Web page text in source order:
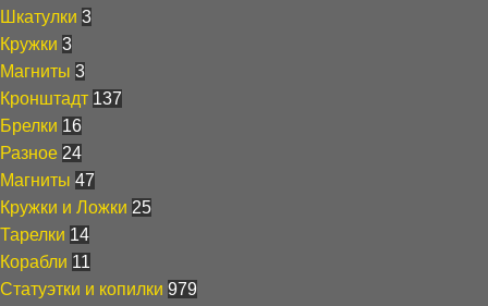
Шкатулки 3
Кружки 3
Магниты 3
Кронштадт 137
Брелки 16
Разное 24
Магниты 47
Кружки и Ложки 25
Тарелки 14
Корабли 11
Статуэтки и копилки 979